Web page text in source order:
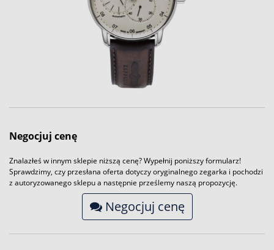
Negocjuj cenę
Znalazłeś w innym sklepie niższą cenę? Wypełnij poniższy formularz!
Sprawdzimy, czy przesłana oferta dotyczy oryginalnego zegarka i pochodzi
z autoryzowanego sklepu a następnie prześlemy naszą propozycję.
Negocjuj cenę